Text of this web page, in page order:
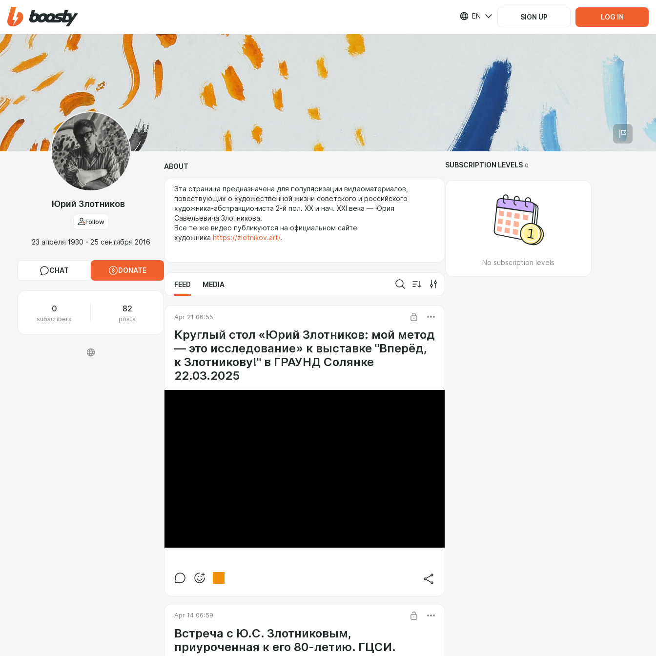
EN SIGN UP LOG IN
Юрий Злотников
Follow
23 апреля 1930 - 25 сентября 2016
CHAT DONATE
0
subscribers
82
posts
ABOUT
Эта страница предназначена для популяризации видеоматериалов,
повествующих о художественной жизни советского и российского
художника-абстракциониста 2-й пол. ХХ и нач. ХХI века — Юрия
Савельевича Злотникова.
Все те же видео публикуются на официальном сайте
художника https://zlotnikov.art/.
FEED MEDIA
Apr 21 06:55
Круглый стол «Юрий Злотников: мой метод
— это исследование» к выставке "Вперёд,
к Злотникову!" в ГРАУНД Солянке
22.03.2025
Apr 14 06:59
Встреча с Ю.С. Злотниковым,
приуроченная к его 80-летию. ГЦСИ.
SUBSCRIPTION LEVELS 0
No subscription levels